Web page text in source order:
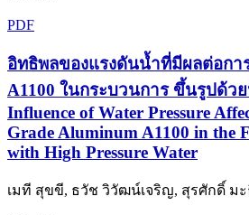
PDF
อิทธิพลของแรงดันนํ้าที่มีผลต่อกา
A1100 ในกระบวนการ ขึ้นรูปด้ว
Influence of Water Pressure
Grade Aluminum A1100 in the
with High Pressure Water
เมที สุขขี, ธวัช วิวัฒน์เจริญ, สุรศักดิ์ ม